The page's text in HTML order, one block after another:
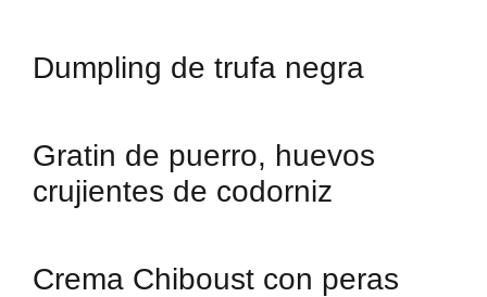
Dumpling de trufa negra
Gratin de puerro, huevos
crujientes de codorniz
Crema Chiboust con peras